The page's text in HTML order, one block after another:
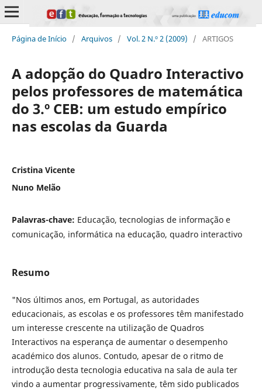
Página de Início / Arquivos / Vol. 2 N.º 2 (2009) / ARTIGOS
A adopção do Quadro Interactivo
pelos professores de matemática
do 3.º CEB: um estudo empírico
nas escolas da Guarda
Cristina Vicente
Nuno Melão
Palavras-chave: Educação, tecnologias de informação e
comunicação, informática na educação, quadro interactivo
Resumo
"Nos últimos anos, em Portugal, as autoridades
educacionais, as escolas e os professores têm manifestado
um interesse crescente na utilização de Quadros
Interactivos na esperança de aumentar o desempenho
académico dos alunos. Contudo, apesar de o ritmo de
introdução desta tecnologia educativa na sala de aula ter
vindo a aumentar progressivamente, têm sido publicados